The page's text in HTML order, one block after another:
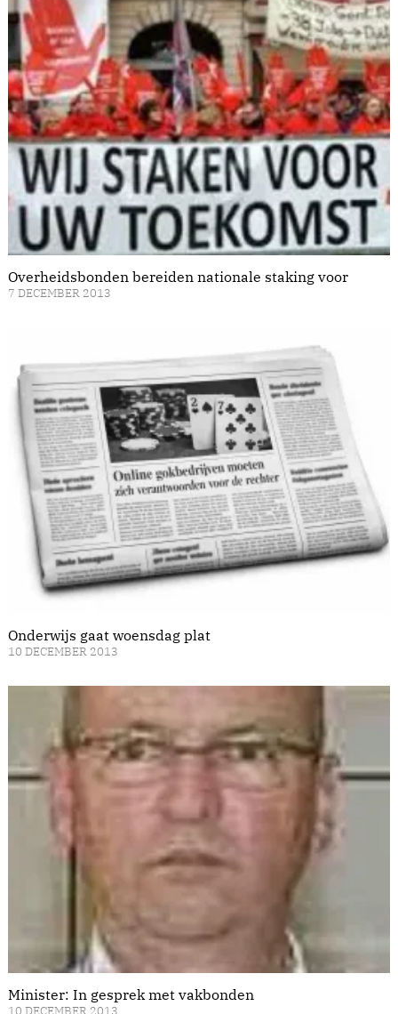
Overheidsbonden bereiden nationale staking voor
7 DECEMBER 2013
Onderwijs gaat woensdag plat
10 DECEMBER 2013
Minister: In gesprek met vakbonden
10 DECEMBER 2013